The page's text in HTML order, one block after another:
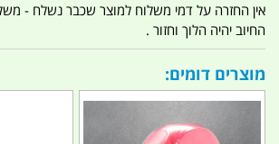
אין החזרה על דמי משלוח למוצר שכבר נשלח -
החיוב יהיה הלוך וחזור .
מוצרים דומים: